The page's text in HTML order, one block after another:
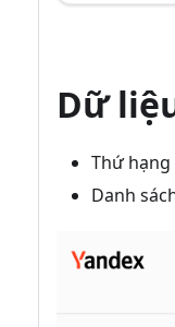
Dữ
Thứ
Danh